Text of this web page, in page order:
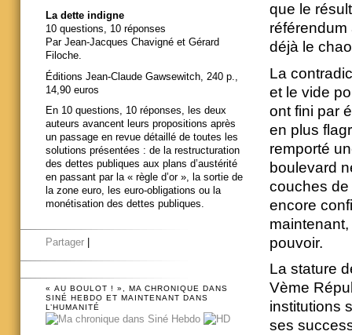
que le
déjà le
La
et le vide
ont fini par
en plus
remporté
boulevard
couches de
encore
pouvoir.
La stature
Vème
institutions
ses
La dette indigne
10 questions, 10 réponses
Par Jean-Jacques Chavigné et Gérard
Filoche.
Éditions Jean-Claude Gawsewitch, 240 p.,
14,90 euros
En 10 questions, 10 réponses, les deux
auteurs avancent leurs propositions après
un passage en revue détaillé de toutes les
solutions présentées : de la restructuration
des dettes publiques aux plans d’austérité
en passant par la « règle d’or », la sortie de
la zone euro, les euro-obligations ou la
monétisation des dettes publiques.
Partager
« AU BOULOT ! », MA CHRONIQUE DANS
SINÉ HEBDO ET MAINTENANT DANS
L’HUMANITÉ